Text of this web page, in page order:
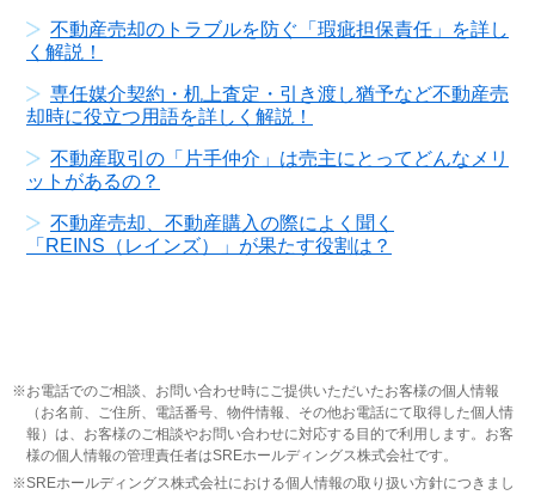
不動産売却のトラブルを防ぐ「瑕疵担保責任」を詳し
く解説！
専任媒介契約・机上査定・引き渡し猶予など不動産売
却時に役立つ用語を詳しく解説！
不動産取引の「片手仲介」は売主にとってどんなメリ
ットがあるの？
不動産売却、不動産購入の際によく聞く
「REINS（レインズ）」が果たす役割は？
お電話でのご相談、お問い合わせ時にご提供いただいたお客様の個人情報
（お名前、ご住所、電話番号、物件情報、その他お電話にて取得した個人情
報）は、お客様のご相談やお問い合わせに対応する目的で利用します。お客
様の個人情報の管理責任者はSREホールディングス株式会社です。
SREホールディングス株式会社における個人情報の取り扱い方針につきまし